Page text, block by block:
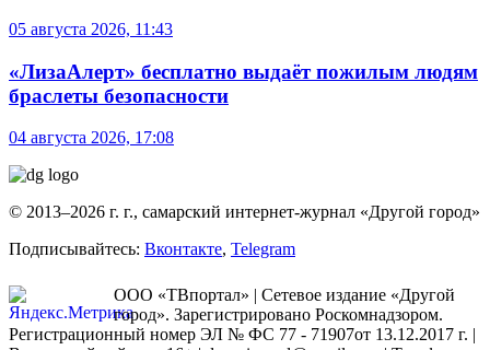
05 августа 2026, 11:43
«ЛизаАлерт» бесплатно выдаёт пожилым людям
браслеты безопасности
04 августа 2026, 17:08
© 2013–2026 г. г., самарский интернет-журнал «Другой город»
Подписывайтесь: Вконтакте, Telegram
ООО «ТВпортал» | Сетевое издание «Другой
город». Зарегистрировано Роскомнадзором.
Регистрационный номер ЭЛ № ФС 77 - 71907от 13.12.2017 г. |